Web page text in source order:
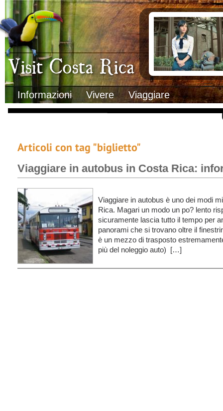
Visit Costa Rica
Informazioni Vivere Viaggiare
Clima
Geografia
Informazioni Geografiche
Letteratura e cultura
Gastronomia
Lo sapevi che
Musica
Natura
Storia
Trasporti Interni
Documenti
Italiani in Costa
L’ambasciata
Opportunità
Articoli con tag "biglietto"
Viaggiare in autobus in Costa Rica:
Viaggiare in autobus è uno dei modi
Rica. Magari un modo un po? lento
sicuramente lascia tutto il tempo per
panorami che si trovano oltre il
è un mezzo di trasposto
più del noleggio auto) […]